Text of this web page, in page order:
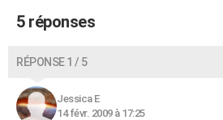
Carte de Noël
Carte Bonne année
Carte Saint-Valentin
Carte Pâques
Carte d'anniversaire
DICTIONNAIRE
Dictionnaire
Biographies
Citations
Expressions
Proverbes
PROGRAMME TV
COPAINS D'AVANT
5 réponses
RÉPONSE 1 / 5
Jessica E
14 févr. 2009 à 17:25